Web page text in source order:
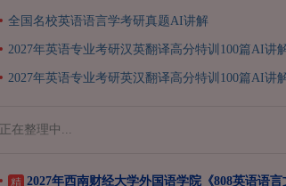
全国名校英语语言学考研真题AI讲解
2027年英语专业考研汉英翻译高分特训100篇AI讲
2027年英语专业考研英汉翻译高分特训100篇AI讲
正在整理中...
精 2027年西南财经大学外国语学院《808英语语